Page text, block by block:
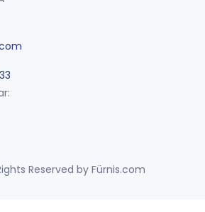
Reserved by Fürnis.com